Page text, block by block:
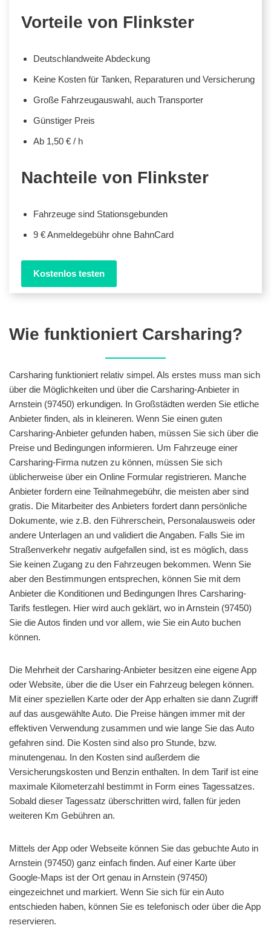
Vorteile von Flinkster
Deutschlandweite Abdeckung
Keine Kosten für Tanken, Reparaturen und Versicherung
Große Fahrzeugauswahl, auch Transporter
Günstiger Preis
Ab 1,50 € / h
Nachteile von Flinkster
Fahrzeuge sind Stationsgebunden
9 € Anmeldegebühr ohne BahnCard
Kostenlos testen
Wie funktioniert Carsharing?
Carsharing funktioniert relativ simpel. Als erstes muss man sich
über die Möglichkeiten und über die Carsharing-Anbieter in
Arnstein (97450) erkundigen. In Großstädten werden Sie etliche
Anbieter finden, als in kleineren. Wenn Sie einen guten
Carsharing-Anbieter gefunden haben, müssen Sie sich über die
Preise und Bedingungen informieren. Um Fahrzeuge einer
Carsharing-Firma nutzen zu können, müssen Sie sich
üblicherweise über ein Online Formular registrieren. Manche
Anbieter fordern eine Teilnahmegebühr, die meisten aber sind
gratis. Die Mitarbeiter des Anbieters fordert dann persönliche
Dokumente, wie z.B. den Führerschein, Personalausweis oder
andere Unterlagen an und validiert die Angaben. Falls Sie im
Straßenverkehr negativ aufgefallen sind, ist es möglich, dass
Sie keinen Zugang zu den Fahrzeugen bekommen. Wenn Sie
aber den Bestimmungen entsprechen, können Sie mit dem
Anbieter die Konditionen und Bedingungen Ihres Carsharing-
Tarifs festlegen. Hier wird auch geklärt, wo in Arnstein (97450)
Sie die Autos finden und vor allem, wie Sie ein Auto buchen
können.
Die Mehrheit der Carsharing-Anbieter besitzen eine eigene App
oder Website, über die die User ein Fahrzeug belegen können.
Mit einer speziellen Karte oder der App erhalten sie dann Zugriff
auf das ausgewählte Auto. Die Preise hängen immer mit der
effektiven Verwendung zusammen und wie lange Sie das Auto
gefahren sind. Die Kosten sind also pro Stunde, bzw.
minutengenau. In den Kosten sind außerdem die
Versicherungskosten und Benzin enthalten. In dem Tarif ist eine
maximale Kilometerzahl bestimmt in Form eines Tagessatzes.
Sobald dieser Tagessatz überschritten wird, fallen für jeden
weiteren Km Gebühren an.
Mittels der App oder Webseite können Sie das gebuchte Auto in
Arnstein (97450) ganz einfach finden. Auf einer Karte über
Google-Maps ist der Ort genau in Arnstein (97450)
eingezeichnet und markiert. Wenn Sie sich für ein Auto
entschieden haben, können Sie es telefonisch oder über die App
reservieren.